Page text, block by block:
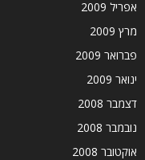
אפריל 2009
מרץ 2009
פברואר 2009
ינואר 2009
דצמבר 2008
נובמבר 2008
אוקטובר 2008